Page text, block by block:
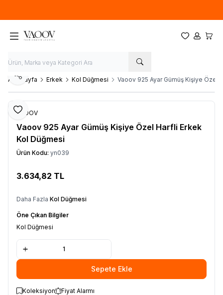
Favorilerim
Hesabım
Ana Sayfa Erkek Kol Düğmesi Vaoov 925 Ayar Gümüş Kişiye Özel
Favoriye Ekle
Paylaş
VAOOV
Vaoov 925 Ayar Gümüş Kişiye Özel Harfli Erkek
Kol Düğmesi
Ürün Kodu: yn039
3.634,82 TL
Daha Fazla Kol Düğmesi
Öne Çıkan Bilgiler
Kol Düğmesi
Sepete Ekle
Koleksiyon Fiyat Alarmı